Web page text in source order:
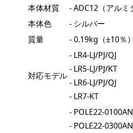
本体材質
- ADC12（アルミ
本体色
- シルバー
質量
- 0.19kg（±10％）
対応モデル
- LR4-LJ/PJ/QJ
- LR5-LJ/PJ/KT
- LR6-LJ/PJ/QJ
- LR7-KT
- POLE22-0100AN
- POLE22-0300AN